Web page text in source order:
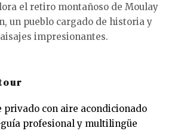
el retiro montañoso de Moulay
un pueblo cargado de historia y
impresionantes.
con aire acondicionado
profesional y multilingüe